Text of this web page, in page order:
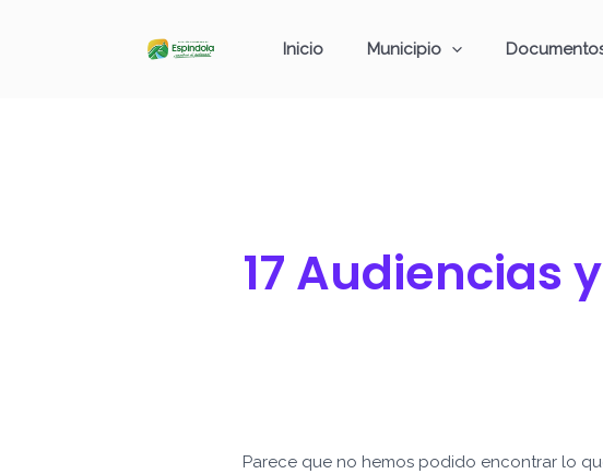
Inicio Municipio
17 Audiencias
Parece que no hemos podido encontrar lo